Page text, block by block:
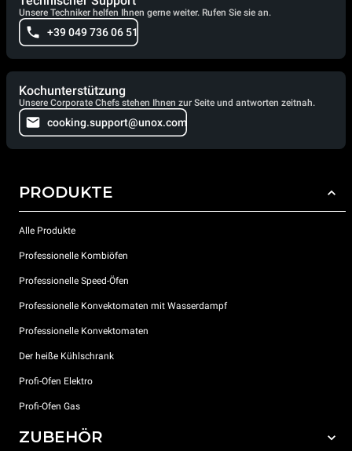
Unsere Techniker helfen Ihnen gerne weiter. Rufen Sie sie an.
+39 049 736 06 51
Kochunterstützung
Unsere Corporate Chefs stehen Ihnen zur Seite und antworten zeitnah.
cooking.support@unox.com
PRODUKTE
Alle Produkte
Professionelle Kombiöfen
Professionelle Speed-Öfen
Professionelle Konvektomaten mit Wasserdampf
Professionelle Konvektomaten
Der heiße Kühlschrank
Profi-Ofen Elektro
Profi-Ofen Gas
ZUBEHÖR